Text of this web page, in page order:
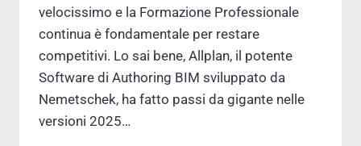
velocissimo e la Formazione Professionale
continua è fondamentale per restare
competitivi. Lo sai bene, Allplan, il potente
Software di Authoring BIM sviluppato da
Nemetschek, ha fatto passi da gigante nelle
versioni 2025…